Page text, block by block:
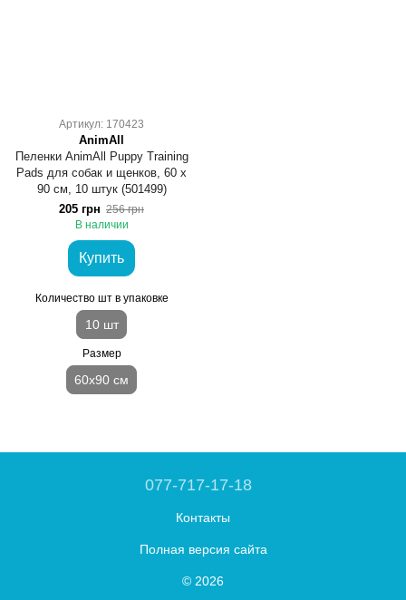
Артикул: 170423
AnimAll
Пеленки AnimAll Puppy Training
Pads для собак и щенков, 60 х
90 см, 10 штук (501499)
205 грн 256 грн
В наличии
Купить
Количество шт в упаковке
10 шт
Размер
60х90 см
077-717-17-18
Контакты
Полная версия сайта
© 2026